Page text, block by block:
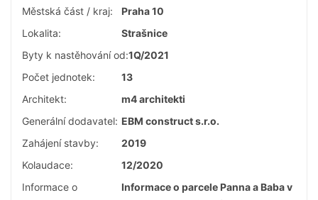
Městská část / kraj:
Praha 10
Lokalita:
Strašnice
Byty k nastěhování od:1Q/2021
Počet jednotek:
13
Architekt:
m4 architekti
Generální dodavatel: EBM construct s.r.o.
Zahájení stavby:
2019
Kolaudace:
12/2020
Informace o
Informace o parcele Panna a Baba v